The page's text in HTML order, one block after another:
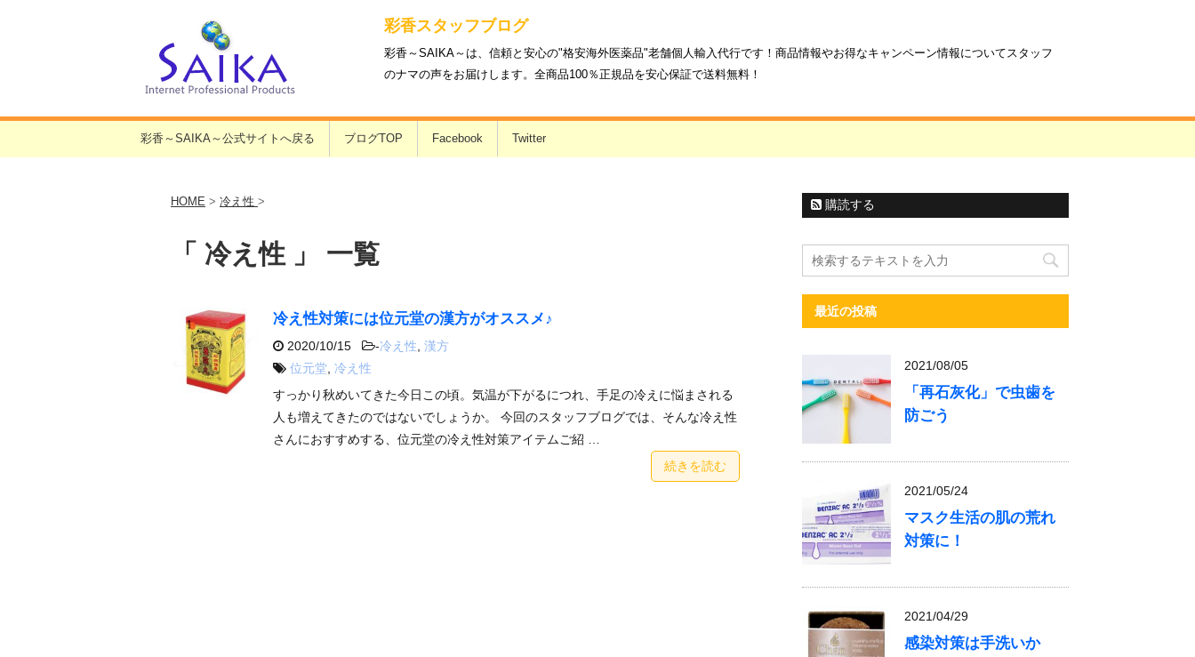
彩香スタッフブログ
彩香～SAIKA～は、信頼と安心の"格安海外医薬品"老舗個人輸入代行です！商品情報やお得なキャンペーン情報についてスタッフ
のナマの声をお届けします。全商品100％正規品を安心保証で送料無料！
彩香～SAIKA～公式サイトへ戻る ブログTOP Facebook Twitter
HOME > 冷え性 >
「 冷え性 」 一覧
冷え性対策には位元堂の漢方がオススメ♪
2020/10/15 -冷え性 漢方
位元堂 冷え性
すっかり秋めいてきた今日この頃。気温が下がるにつれ、手足の冷えに悩まされる
人も増えてきたのではないでしょうか。 今回のスタッフブログでは、そんな冷え性
さんにおすすめする、位元堂の冷え性対策アイテムご紹 …
続きを読む
購読する
最近の投稿
2021/08/05
「再石灰化」で虫歯を
防ごう
2021/05/24
マスク生活の肌の荒れ
対策に！
2021/04/29
感染対策は手洗いか